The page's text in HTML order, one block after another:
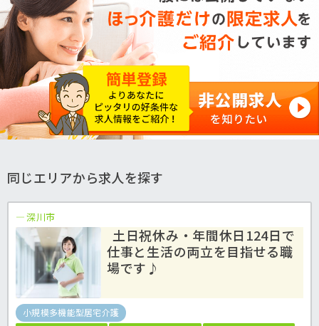
同じエリアから求人を探す
深川市
土日祝休み・年間休日124日で
仕事と生活の両立を目指せる職
場です♪
小規模多機能型居宅介護